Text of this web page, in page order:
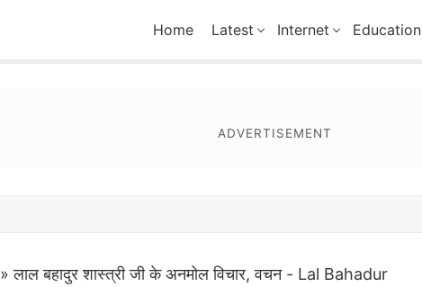
Home Latest Internet Education
»लाल बहादुर शास्त्री जी के अनमोल विचार, वचन - Lal Bahadur